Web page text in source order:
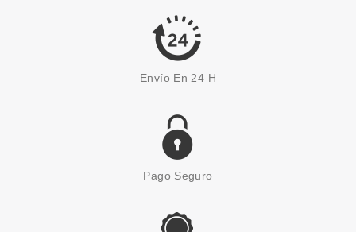
2.89€
Envío En 24 H
Pago Seguro